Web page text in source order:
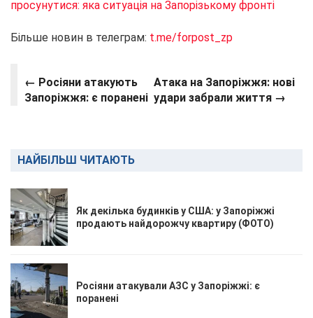
просунутися: яка ситуація на Запорізькому фронті
Більше новин в телеграм: t.me/forpost_zp
← Росіяни атакують
Запоріжжя: є поранені
Атака на Запоріжжя: нові
удари забрали життя →
НАЙБІЛЬШ ЧИТАЮТЬ
Як декілька будинків у США: у Запоріжжі
продають найдорожчу квартиру (ФОТО)
Росіяни атакували АЗС у Запоріжжі: є
поранені